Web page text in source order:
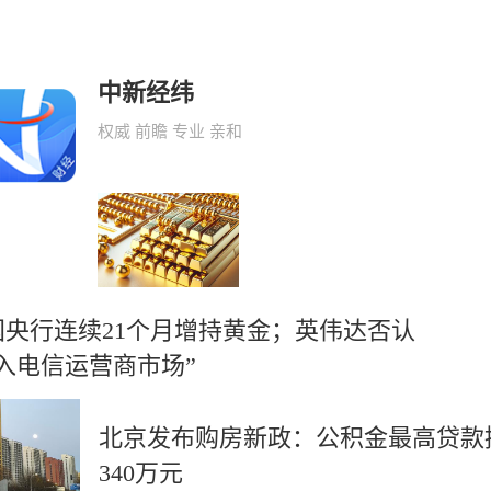
中新经纬
权威 前瞻 专业 亲和
行连续21个月增持黄金；英伟达否认
电信运营商市场”
北京发布购房新政：公积金最高贷款
340万元